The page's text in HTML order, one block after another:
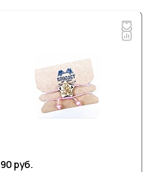
90 руб.